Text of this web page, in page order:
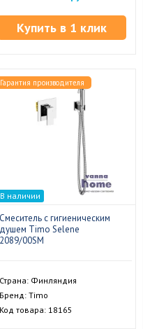
Купить в 1 клик
Гарантия производителя
В наличии
Смеситель с гигиеническим
душем Timo Selene
2089/00SM
Страна: Финляндия
Бренд: Timo
Код товара: 18165